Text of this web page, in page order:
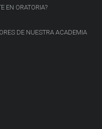
EN ORATORIA?
DE NUESTRA ACADEMIA